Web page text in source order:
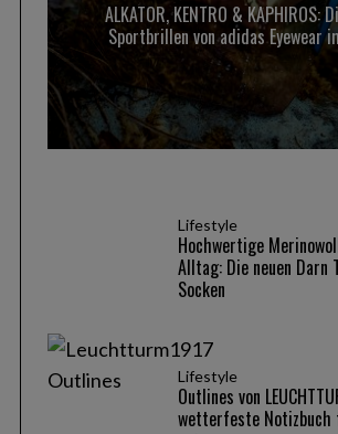
ALKATOR, KENTRO & KAPHIROS:
Sportbrillen von adidas Eyewear
Lifestyle
Hochwertige
Alltag: Die neuen Darn
Socken
Lifestyle
Outlines von
wetterfeste Notizbuch
e
a